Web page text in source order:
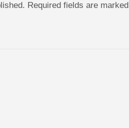
Required fields are marked